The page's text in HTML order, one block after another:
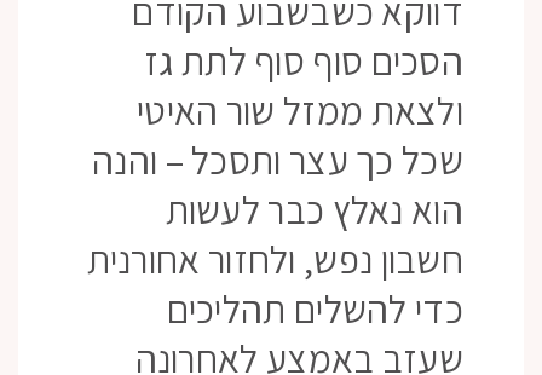
דווקא כשבשבוע הקודם
הסכים סוף סוף לתת גז
ולצאת ממזל שור האיטי
שכל כך עצר ותסכל – והנה
הוא נאלץ כבר לעשות
חשבון נפש, ולחזור אחורנית
כדי להשלים תהליכים
שעזב באמצע לאחרונה